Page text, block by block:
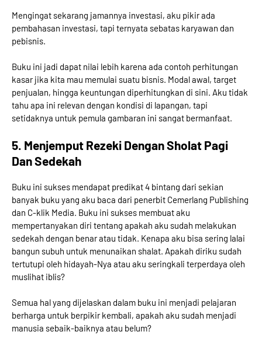
Mengingat sekarang jamannya investasi, aku pikir ada
pembahasan investasi, tapi ternyata sebatas karyawan dan
pebisnis.
Buku ini jadi dapat nilai lebih karena ada contoh perhitungan
kasar jika kita mau memulai suatu bisnis. Modal awal, target
penjualan, hingga keuntungan diperhitungkan di sini. Aku tidak
tahu apa ini relevan dengan kondisi di lapangan, tapi
setidaknya untuk pemula gambaran ini sangat bermanfaat.
5. Menjemput Rezeki Dengan Sholat Pagi
Dan Sedekah
Buku ini sukses mendapat predikat 4 bintang dari sekian
banyak buku yang aku baca dari penerbit Cemerlang Publishing
dan C-klik Media. Buku ini sukses membuat aku
mempertanyakan diri tentang apakah aku sudah melakukan
sedekah dengan benar atau tidak. Kenapa aku bisa sering lalai
bangun subuh untuk menunaikan shalat. Apakah diriku sudah
tertutupi oleh hidayah-Nya atau aku seringkali terperdaya oleh
muslihat iblis?
Semua hal yang dijelaskan dalam buku ini menjadi pelajaran
berharga untuk berpikir kembali, apakah aku sudah menjadi
manusia sebaik-baiknya atau belum?